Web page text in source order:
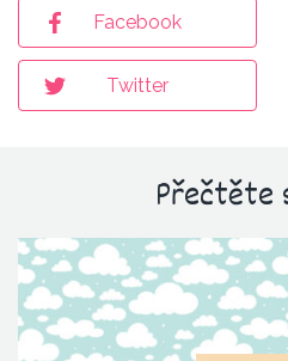
Facebook
Twitter
Přečtěte